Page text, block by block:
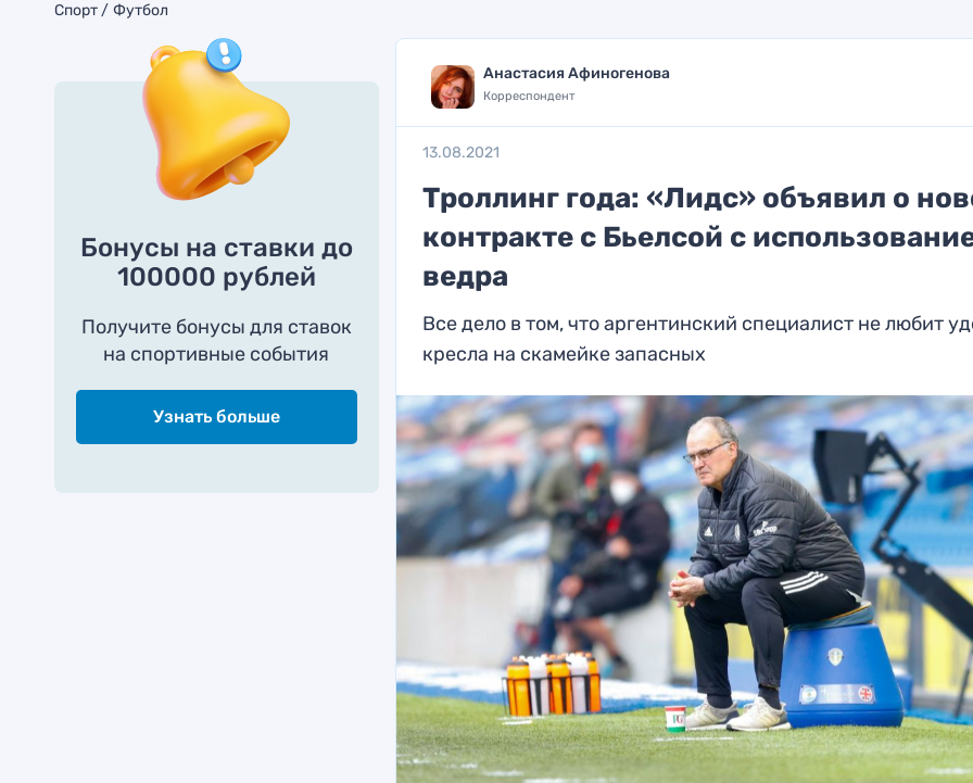
Спорт Футбол
Бонусы на ставки до
100000 рублей
Получите бонусы для ставок
на спортивные события
Узнать больше
Анастасия Афиногенова
Корреспондент
13.08.2021
Троллинг года: «Лидс» объявил о
контракте с Бьелсой с
ведра
Все дело в том, что аргентинский специалист не любит
кресла на скамейке запасных